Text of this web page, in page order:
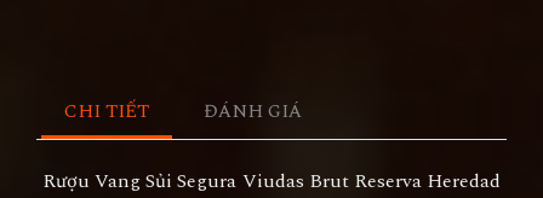
CHI TIẾT ĐÁNH GIÁ
Rượu Vang Sủi Segura Viudas Brut Reserva Heredad